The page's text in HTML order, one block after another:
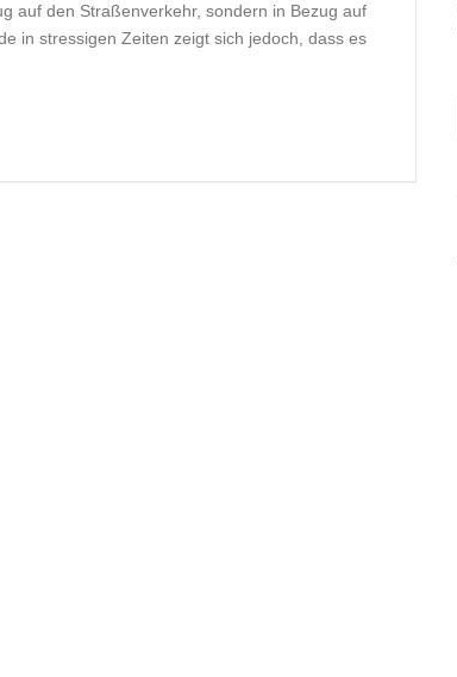
auf den Straßenverkehr, sondern in Bezug auf
in stressigen Zeiten zeigt sich jedoch, dass es